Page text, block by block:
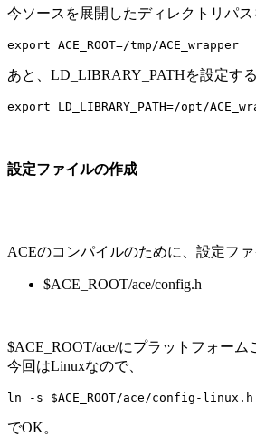
今ソースを展開したディレクトリパス
あと、LD_LIBRARY_PATHを設定する
設定ファイルの作成
ACEのコンパイルのために、設定フ
$ACE_ROOT/ace/config.h
$ACE_ROOT/ace/にプラットフォー
今回はLinuxなので、
でOK。